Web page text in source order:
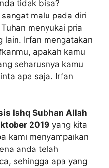
tidak bisa?
malu pada diri
menyukai pria
lain. Irfan mengatakan
apakah kamu
seharusnya kamu
apa saja. Irfan
Ishq Subhan Allah
2019 yang kita
kami menyampaikan
anda telah
sehingga apa yang